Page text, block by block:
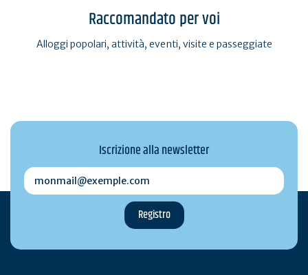
Raccomandato per voi
Alloggi popolari, attività, eventi, visite e passeggiate
Iscrizione alla newsletter
monmail@exemple.com